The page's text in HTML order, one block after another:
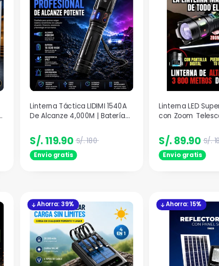
Linterna Táctica LIDIMI 1540A
De Alcanze 4,000M | Batería
S/. 119.90 S/. 180
Envio gratis
Linterna LED
con Zoom
S/. 89.90 S/.
Envio gratis
Ahorra: 39% Ahorra: 15%